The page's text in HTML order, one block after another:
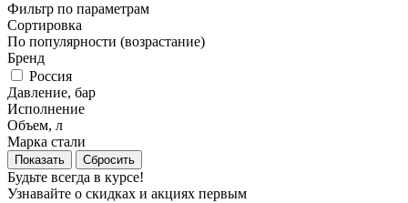
Фильтр по параметрам
Сортировка
По популярности (возрастание)
Бренд
Россия
Давление, бар
Исполнение
Объем, л
Марка стали
Сбросить
Будьте всегда в курсе!
Узнавайте о скидках и акциях первым